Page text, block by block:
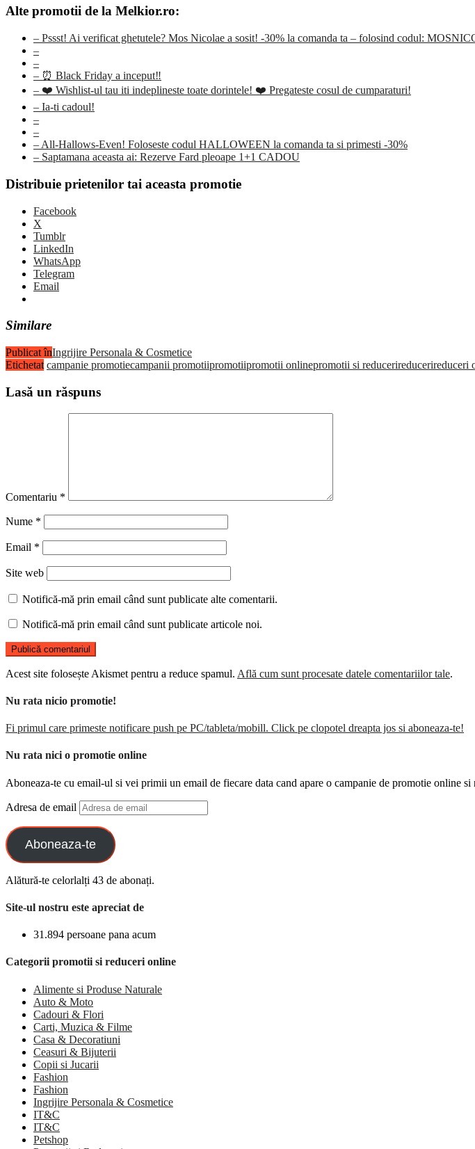
Alte promotii de la Melkior.ro:
– Pssst! Ai verificat ghetutele? Mos Nicolae a sosit! -30% la comanda ta – folosind codul:
–
–
– ⏰ Black Friday a inceput‼️
– ❤️ Wishlist-ul tau iti indeplineste toate dorintele! ❤️ Pregateste cosul de cumparaturi!
– Ia-ti cadoul!
–
–
– All-Hallows-Even! Foloseste codul HALLOWEEN la comanda ta si primesti -30%
– Saptamana aceasta ai: Rezerve Fard pleoape 1+1 CADOU
Distribuie prietenilor tai aceasta promotie
Facebook
X
Tumblr
LinkedIn
WhatsApp
Telegram
Email
Similare
Publicat înIngrijire Personala & Cosmetice
Etichetat campanie promotiecampanii promotiipromotiipromotii onlinepromotii si reducerireducerireduceri
Lasă un răspuns
Comentariu *
Nume *
Email *
Site web
Notifică-mă prin email când sunt publicate alte comentarii.
Notifică-mă prin email când sunt publicate articole noi.
Acest site folosește Akismet pentru a reduce spamul. Află cum sunt procesate datele comentariilor tale.
Nu rata nicio promotie!
Fi primul care primeste notificare push pe PC/tableta/mobill. Click pe clopotel dreapta jos si aboneaza-te!
Nu rata nici o promotie online
Aboneaza-te cu email-ul si vei primii un email de fiecare data cand apare o campanie de promotie online si
Adresa de email
Aboneaza-te
Alătură-te celorlalți 43 de abonați.
Site-ul nostru este apreciat de
31.894 persoane pana acum
Categorii promotii si reduceri online
Alimente si Produse Naturale
Auto & Moto
Cadouri & Flori
Carti, Muzica & Filme
Casa & Decoratiuni
Ceasuri & Bijuterii
Copii si Jucarii
Fashion
Fashion
Ingrijire Personala & Cosmetice
IT&C
IT&C
Petshop